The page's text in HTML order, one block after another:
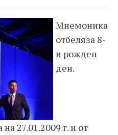
Мнемоника
отбеляза 8-
и рожден
ден.
27.01.2009 г. и от